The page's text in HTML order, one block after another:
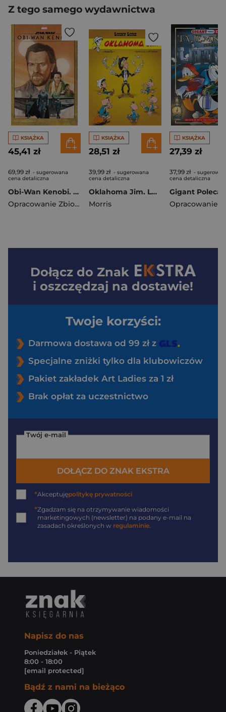
Z tego samego wydawnictwa
KSIĄŻKA
45,41 zł
69,99 zł - sugerowana
cena detaliczna
Obi-Wan Kenobi. Star Wars
Opracowanie Zbiorowe
KSIĄŻKA
28,51 zł
39,99 zł - sugerowana
cena detaliczna
Oklahoma Jim. Lucky Luke
Morris
KSIĄŻKA
27,39 zł
37,99 zł -
cena detaliczna
Dołącz do Znak
i oszczędzaj na dostawie!
Twoje korzyści:
Darmowa dostawa od 99 zł z
Specjalne zniżki tylko dla klubowiczów
Pakiet zakładek Art Ladies za 1 zł
Brak opłat za uczestnictwo
Twój e-mail
DOŁĄCZ DO ZNAK EKSTRA
*Akceptujępolitykę prywatności
*Zgadzam się na otrzymywanie wiadomości
marketingowych (newsletter) na podany e-mail na
zasadach określonych w regulaminie.
Napisz do nas
Poniedziałek - Piątek
8:00 - 18:00
[email protected]
Bądź z nami na bieżąco